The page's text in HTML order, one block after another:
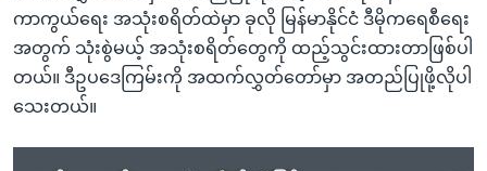
ကာကွယ်ရေး အသုံးစရိတ်ထဲမှာ ခုလို မြန်မာနိုင်ငံ ဒီမိုကရေစီရေး
အတွက် သုံးစွဲမယ့် အသုံးစရိတ်တွေကို ထည့်သွင်းထားတာဖြစ်ပါ
တယ်။ ဒီဥပဒေကြမ်းကို အထက်လွှတ်တော်မှာ အတည်ပြုဖို့လိုပါ
သေးတယ်။